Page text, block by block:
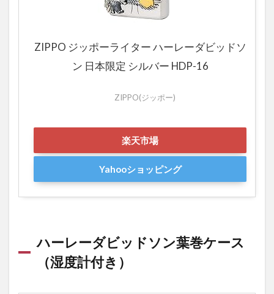
ZIPPO ジッポーライター ハーレーダビッドソ
ン 日本限定 シルバー HDP-16
ZIPPO(ジッポー)
楽天市場
Yahooショッピング
ハーレーダビッドソン葉巻ケース
（湿度計付き）